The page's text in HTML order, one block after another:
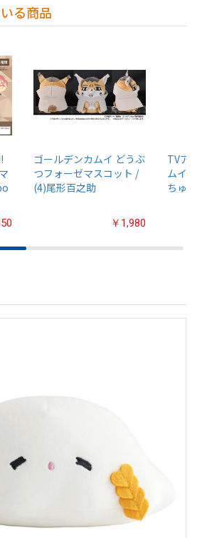
る商品
ゴールデンカムイ どうぶ
つフォーゼマスコット /
(4)尾形百之助
￥1,980
TVア
ムイ』
ちゅる